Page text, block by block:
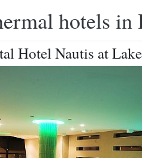
hotels in
Hotel Nautis at